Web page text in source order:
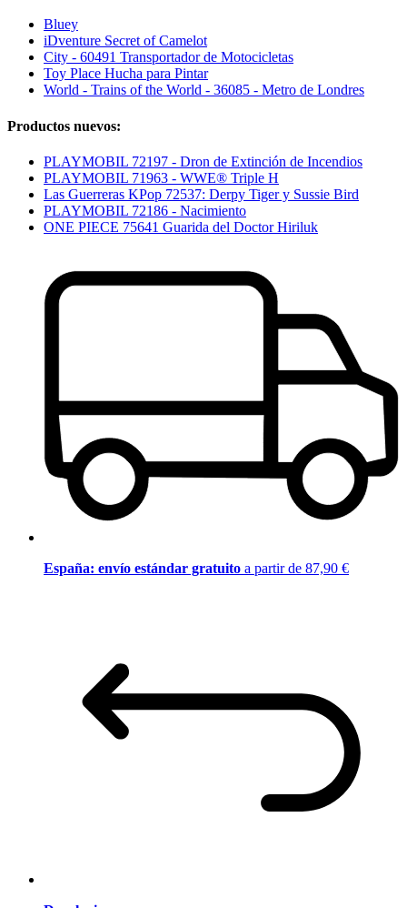
Bluey
iDventure Secret of Camelot
City - 60491 Transportador de Motocicletas
Toy Place Hucha para Pintar
World - Trains of the World - 36085 - Metro de Londres
Productos nuevos:
PLAYMOBIL 72197 - Dron de Extinción de Incendios
PLAYMOBIL 71963 - WWE® Triple H
Las Guerreras KPop 72537: Derpy Tiger y Sussie Bird
PLAYMOBIL 72186 - Nacimiento
ONE PIECE 75641 Guarida del Doctor Hiriluk
España: envío estándar gratuito a partir de 87,90 €